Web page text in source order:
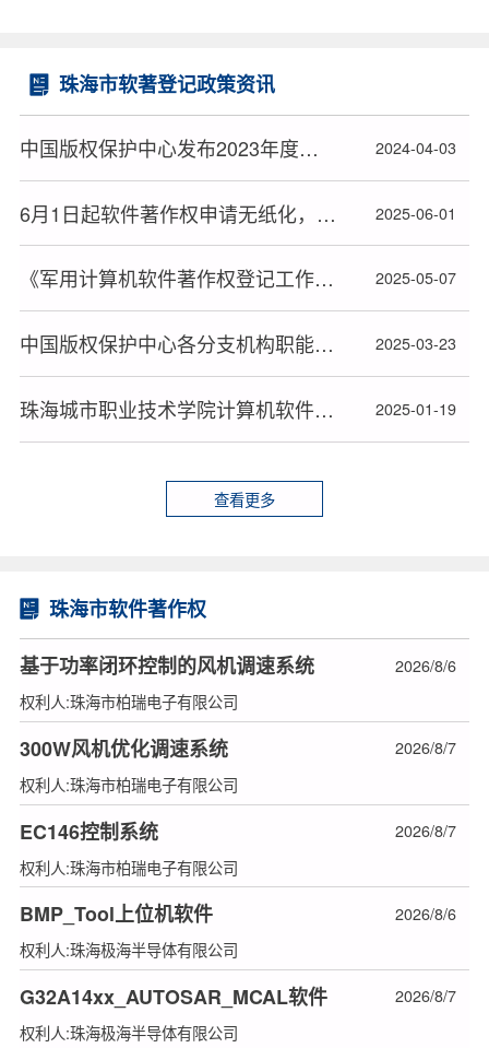
珠海市软著登记政策资讯
中国版权保护中心发布2023年度十大著作权人候选人名单 2024-04-03
6月1日起软件著作权申请无纸化，材料审查或更严格 2025-06-01
《军用计算机软件著作权登记工作暂行办法》全文发布 2025-05-07
中国版权保护中心各分支机构职能及联系方式 2025-03-23
珠海城市职业技术学院计算机软件著作权申请登记办理规定须知 2025-01-19
查看更多
珠海市软件著作权
基于功率闭环控制的风机调速系统
2026/8/6
权利人:珠海市柏瑞电子有限公司
300W风机优化调速系统
2026/8/7
权利人:珠海市柏瑞电子有限公司
EC146控制系统
2026/8/7
权利人:珠海市柏瑞电子有限公司
BMP_Tool上位机软件
2026/8/6
权利人:珠海极海半导体有限公司
G32A14xx_AUTOSAR_MCAL软件
2026/8/7
权利人:珠海极海半导体有限公司